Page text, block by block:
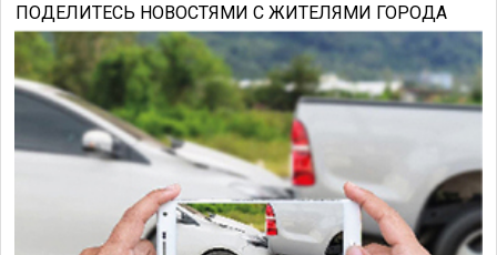
ПОДЕЛИТЕСЬ НОВОСТЯМИ С ЖИТЕЛЯМИ ГОРОДА